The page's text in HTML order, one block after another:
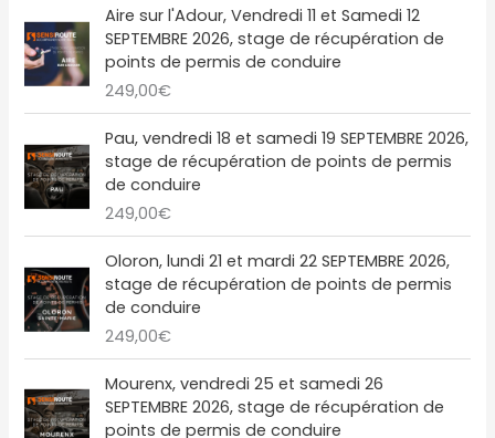
9
,
0
€
.
0
€
.
i
t
9
,
0
€
.
:
2
1
0
€
a
l
é
a
i
t
9
,
0
€
.
l
e
s
:
2
0
€
i
n
i
i
a
l
é
a
i
t
9
,
a
c
t
e
l
e
:
2
0
€
Aire sur l'Adour, Vendredi 11 et Samedi 12
SEPTEMBRE 2026, stage de récupération de
points de permis de conduire
249,00€
Pau, vendredi 18 et samedi 19 SEPTEMBRE 2026,
stage de récupération de points de permis
de conduire
249,00€
Oloron, lundi 21 et mardi 22 SEPTEMBRE 2026,
stage de récupération de points de permis
de conduire
249,00€
Mourenx, vendredi 25 et samedi 26
SEPTEMBRE 2026, stage de récupération de
points de permis de conduire
e
p
L
e
p